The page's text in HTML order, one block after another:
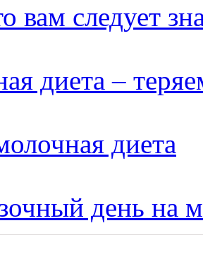
вам следует
диета –
диета
день на